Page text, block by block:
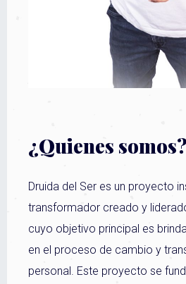
¿Quienes somos?
Druida del Ser es un proyecto
transformador creado y
cuyo objetivo principal es
en el proceso de cambio y
personal. Este proyecto se